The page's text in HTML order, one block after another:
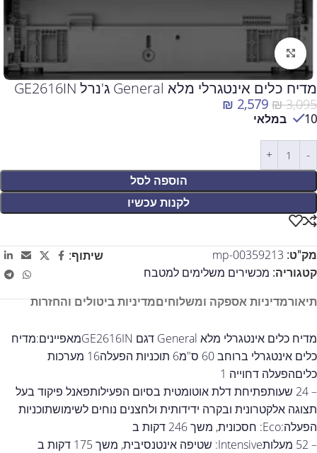
מדיח כלים אינטגרלי מלא General ג'נרל GE2616IN
₪3,095
₪ 2,579
10 במלאי
הוספה לסל
לקנות עכשיו
מק"ט: mp-00359213
קטגוריה: מכשירים משלימים למטבח
שיתוף:
תיאורמדיניות אספקה ומשלוחיםמדיניות ביטולים והחזרות
מדיח כלים אינטגרלי מלא General דגם GE2616INמאפיינים:מדיח
כלים אינטגרלי ברוחב 60 ס"מ6 תוכניות הפעלה16 מערכות
כליםהפעלה דחוייה 1
– 24 שעותפתיחת דלת אוטומטית בסיום הפעילותפאנל פיקוד בעל
תצוגה אלקטרונית ובקרה ידידותית ולחצנים נוחים לשימושתוכניות
הפעלה:Eco: חסכונית, משך 246 דקות ב
– 52 מעלותIntensive: שטיפה אינטנסיבית, משך 175 דקות ב
לחצו להגדלה